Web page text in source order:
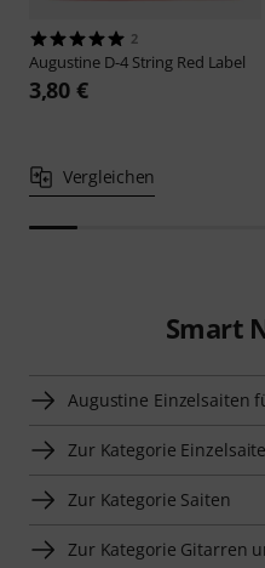
2
Augustine D-4 String Red Label
3,80 €
Vergleichen
Smart
Augustine Einzelsaiten
Zur Kategorie
Zur Kategorie Saiten
Zur Kategorie Gitarren